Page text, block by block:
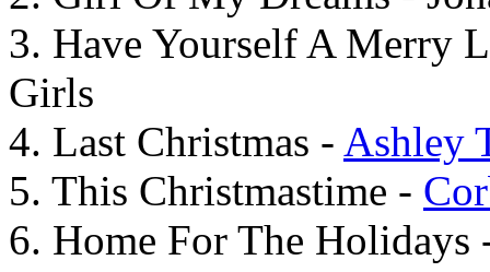
3. Have Yourself A Merry
Girls
4. Last Christmas - Ashley
5. This Christmastime -
6. Home For The Holidays